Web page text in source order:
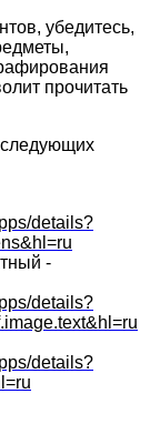
убедитесь,
прочитать
следующих
details?
-
details?
details?